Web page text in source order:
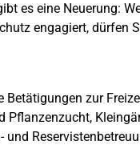
es eine Neuerung:
engagiert, dürfen
zur
Pflanzenzucht,